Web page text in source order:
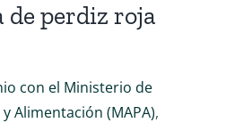
de perdiz roja
con el Ministerio de
Alimentación (MAPA),